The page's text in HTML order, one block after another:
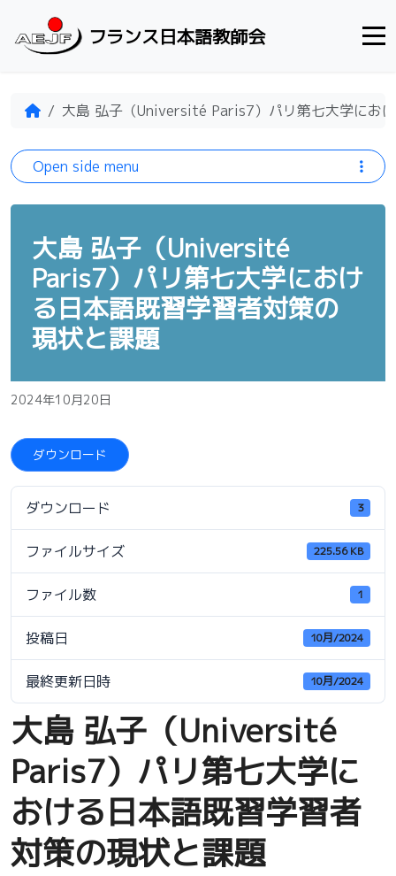
フランス日本語教師会
Home大島 弘子（Université Paris7）パリ第七大学にお
大島 弘子（Université
Paris7）パリ第七大学におけ
る日本語既習学習者対策の
現状と課題
2024年10月20日
ダウンロード
ダウンロード 3
ファイルサイズ 225.56 KB
ファイル数 1
投稿日 10月/2024
最終更新日時 10月/2024
大島 弘子（Université
Paris7）パリ第七大学に
おける日本語既習学習者
対策の現状と課題
Open side menu